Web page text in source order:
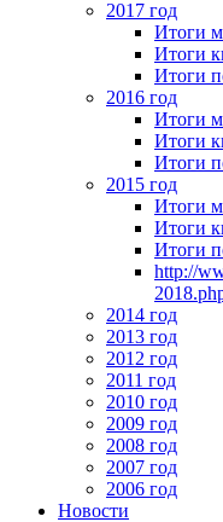
2017 год
Итоги
Итоги
Итоги
2016 год
Итоги
Итоги
Итоги
2015 год
Итоги
Итоги
Итоги
http://
2014 год
2013 год
2012 год
2011 год
2010 год
2009 год
2008 год
2007 год
2006 год
Новости